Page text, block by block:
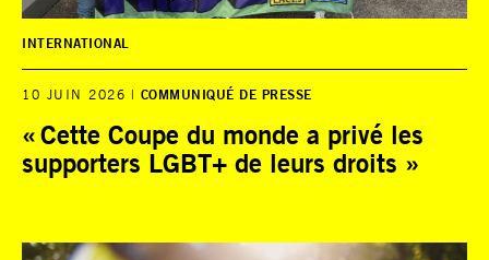
INTERNATIONAL
10 JUIN 2026 COMMUNIQUÉ DE PRESSE
« Cette Coupe du monde a privé les
supporters LGBT+ de leurs droits »